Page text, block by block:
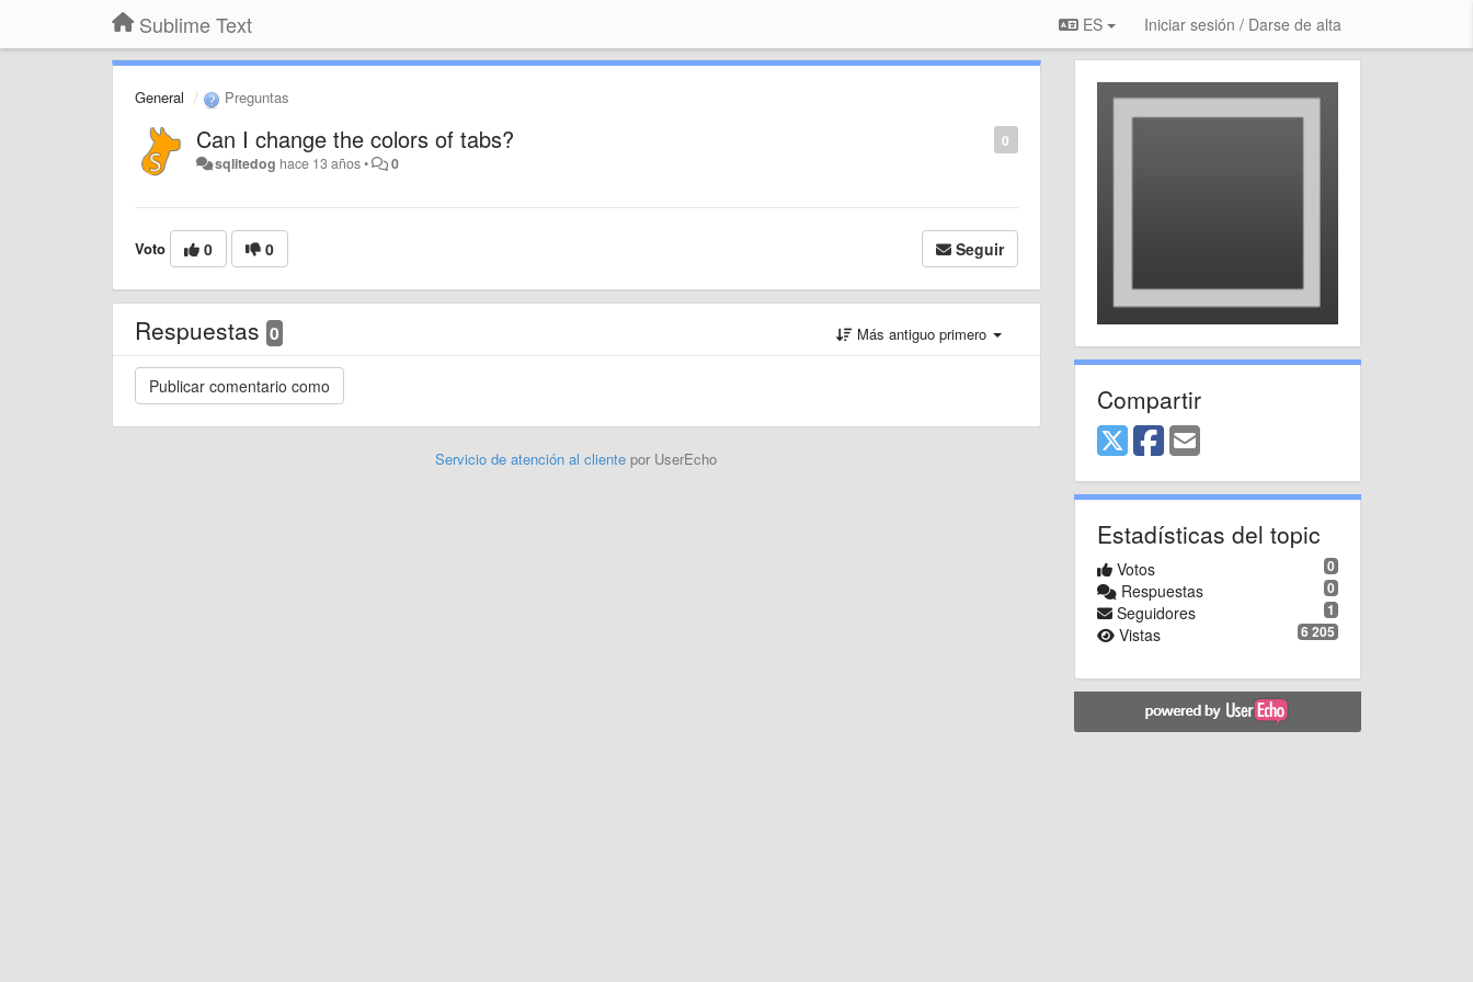
Sublime Text ES Iniciar sesión / Darse de alta
General Preguntas
0
Can I change the colors of tabs?
sqlitedog hace 13 años• 0
Voto 0 0 Seguir
Respuestas 0 Más antiguo primero
Servicio de atención al clientepor UserEcho
Compartir
Estadísticas del topic
0
Votos
0
Respuestas
1
Seguidores
6 205
Vistas